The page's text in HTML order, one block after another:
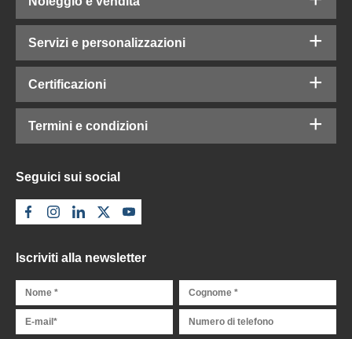
Servizi e personalizzazioni
Certificazioni
Termini e condizioni
Seguici sui social
Iscriviti alla newsletter